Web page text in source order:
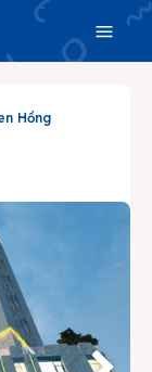
V3
Hồng